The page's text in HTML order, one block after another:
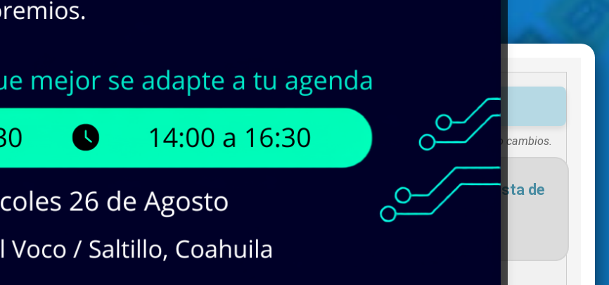
INASA | Stock en Línea
¡Tenemos hasta1productos disponibles de
Existencias sujetas a vigencias o cambios.
¡Haz CLICK
en los productos que necesites para agregar a tu lista de
cotizaciones!